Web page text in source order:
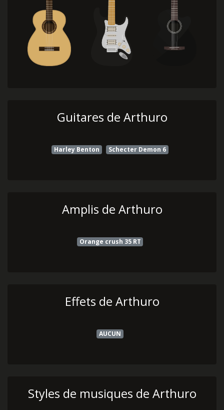
Guitares de Arthuro
Harley Benton Schecter Demon 6
Amplis de Arthuro
Orange crush 35 RT
Effets de Arthuro
AUCUN
Styles de musiques de Arthuro